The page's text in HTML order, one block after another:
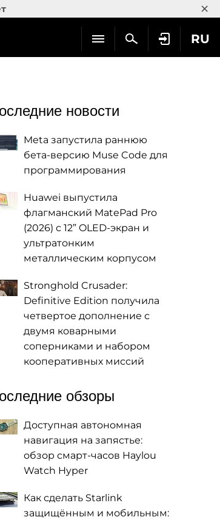
×
RU
новости
Meta запустила раннюю
бета-версию Muse Code для
программирования
Huawei выпустила
флагманский MatePad Pro
(2026) с 12” OLED-экран и
ультратонким
металлическим корпусом
Stronghold Crusader:
Definitive Edition получила
четвертое дополнение с
двумя коварными
соперниками и набором
кооперативных миссий
обзоры
Доступная автономная
навигация на запястье:
обзор смарт-часов Haylou
Watch Hyper
Как сделать Starlink
защищённым и мобильным: